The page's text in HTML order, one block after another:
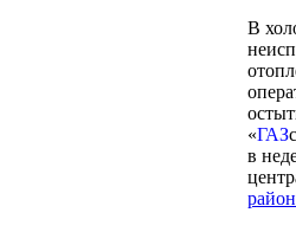
В
«ГАЗ
в